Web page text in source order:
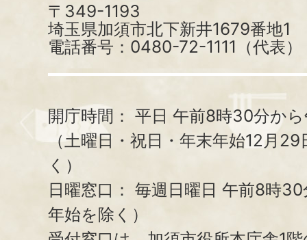
〒349-1193
埼玉県加須市北下新井1679番地1
電話番号：0480-72-1111（代表）
開庁時間： 平日 午前8時30分か
（土曜日・祝日・年末年始12月
く）
日曜窓口： 毎週日曜日 午前8時
年始を除く）